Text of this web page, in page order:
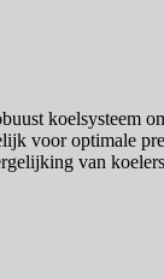
koelsysteem
voor optimale
van